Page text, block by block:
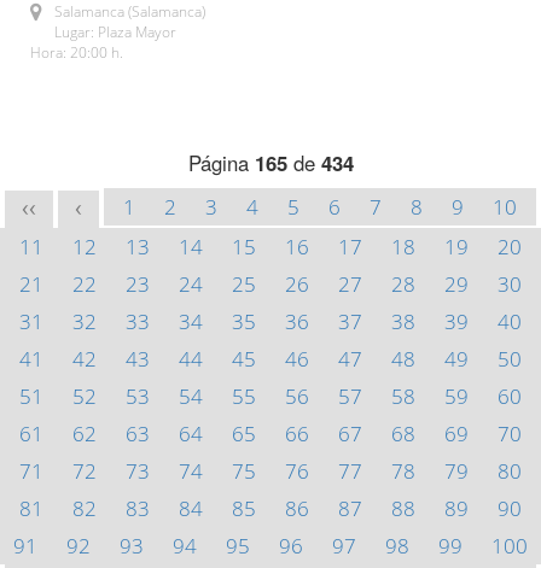
Salamanca (Salamanca)
Lugar: Plaza Mayor
Hora: 20:00 h.
Página 165de 434
<< < 1 2 3 4 5 6 7 8 9
10
11
12 13 14 15 16 17 18 19
20
21
22 23 24 25 26 27 28 29
30
31
32 33 34 35 36 37 38 39
40
41
42 43 44 45 46 47 48 49
50
51
52 53 54 55 56 57 58 59
60
61
62 63 64 65 66 67 68 69
70
71
72 73 74 75 76 77 78 79
80
81
82 83 84 85 86 87 88 89
90
91
92 93 94 95 96 97 98 99
100